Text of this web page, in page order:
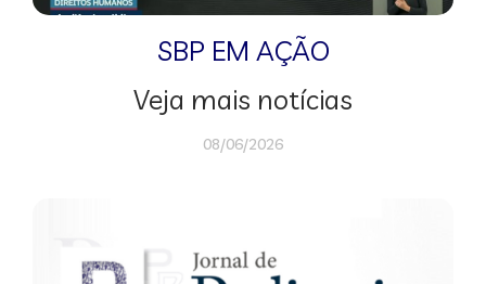
SBP EM AÇÃO
Veja mais notícias
08/06/2026